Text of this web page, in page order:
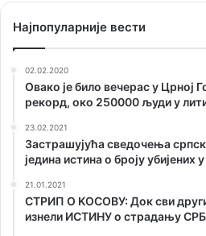
Наjпопуларније вести
02.02.2020
Овако је било вечерас у Црној
рекорд, око 250000 људи у
23.02.2021
Застрашујућа сведочења
једина истина о броју убијених
21.01.2021
СТРИП О KОСОВУ: Док сви
изнели ИСТИНУ о страдању